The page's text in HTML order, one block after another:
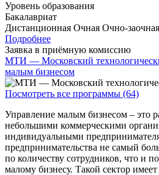
Уровень образования
Бакалавриат
Дистанционная Очная Очно-заочная
Подробнее
Заявка в приёмную комиссию
МТИ — Московский
малым бизнесом
Посмотреть все программы (64)
Управление малым бизнесом – это
небольшими коммерческими
индивидуальными
предпринимательства не самый
по количеству сотрудников, что и
малому бизнесу. Такой сектор